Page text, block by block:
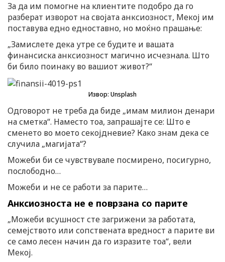
За да им помогне на клиентите подобро да го
разберат изворот на својата анксиозност, Мекој им
поставува едно едноставно, но моќно прашање:
„Замислете дека утре се будите и вашата
финансиска анксиозност магично исчезнала. Што
би било поинаку во вашиот живот?“
Извор: Unsplash
Одговорот не треба да биде „имам милион денари
на сметка“. Наместо тоа, запрашајте се: Што е
сменето во моето секојдневие? Како знам дека се
случила „магијата“?
Можеби би се чувствувале посмирено, посигурно,
послободно…
Можеби и не се работи за парите…
Анксиозноста не е поврзана со парите
„Можеби всушност сте загрижени за работата,
семејството или сопствената вредност а парите ви
се само лесен начин да го изразите тоа“, вели
Мекој.